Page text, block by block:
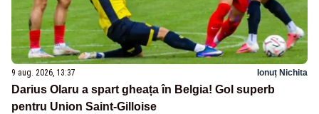
9 aug. 2026, 13:37 Ionuț Nichita
Darius Olaru a spart gheața în Belgia! Gol superb
pentru Union Saint-Gilloise